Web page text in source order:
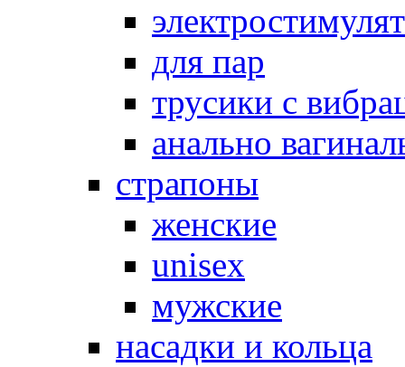
для пар
трусики с
анально
страпоны
женские
unisex
мужские
насадки и кольца